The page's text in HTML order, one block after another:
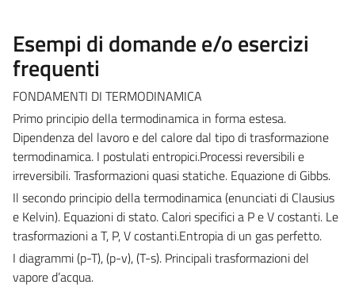
Esempi di domande e/o esercizi
frequenti
FONDAMENTI DI TERMODINAMICA
Primo principio della termodinamica in forma estesa.
Dipendenza del lavoro e del calore dal tipo di trasformazione
termodinamica. I postulati entropici.Processi reversibili e
irreversibili. Trasformazioni quasi statiche. Equazione di Gibbs.
Il secondo principio della termodinamica (enunciati di Clausius
e Kelvin). Equazioni di stato. Calori specifici a P e V costanti. Le
trasformazioni a T, P, V costanti.Entropia di un gas perfetto.
I diagrammi (p-T), (p-v), (T-s). Principali trasformazioni del
vapore d’acqua.